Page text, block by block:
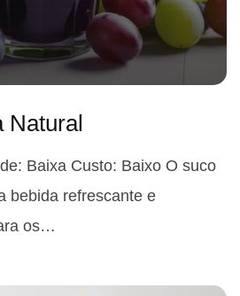
Natural
Baixa Custo: Baixo O suco
bebida refrescante e
os…